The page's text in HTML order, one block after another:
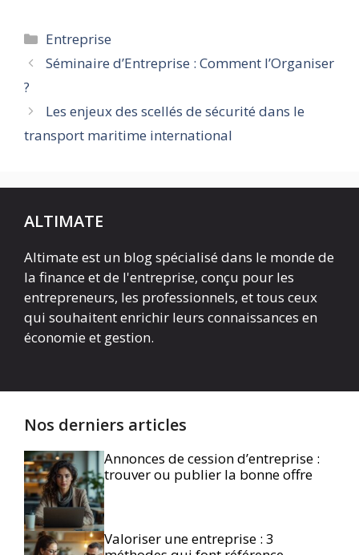
Catégories
Entreprise
Séminaire d’Entreprise : Comment l’Organiser
?
Les enjeux des scellés de sécurité dans le
transport maritime international
ALTIMATE
Altimate est un blog spécialisé dans le monde de
la finance et de l'entreprise, conçu pour les
entrepreneurs, les professionnels, et tous ceux
qui souhaitent enrichir leurs connaissances en
économie et gestion.
Nos derniers articles
Annonces de cession d’entreprise :
trouver ou publier la bonne offre
Valoriser une entreprise : 3